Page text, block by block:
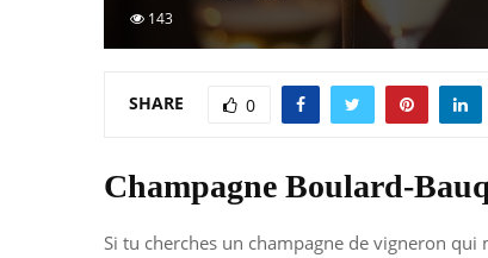
143
SHARE 0
Champagne Boulard-
Si tu cherches un champagne de vigneron